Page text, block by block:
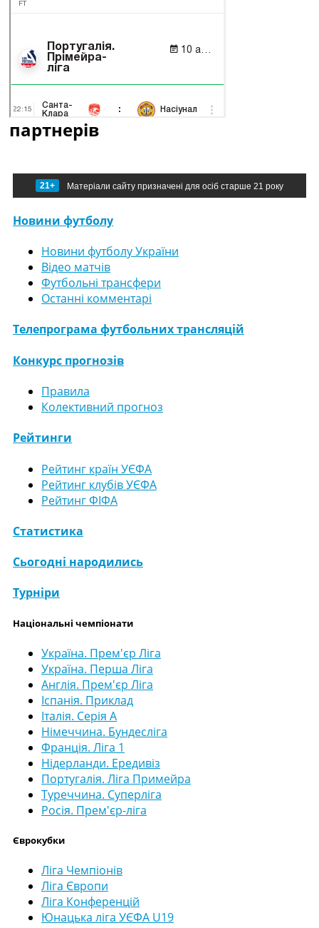
партнерів
21+ Матеріали сайту призначені для осіб старше 21 року
Новини футболу
Новини футболу України
Відео матчів
Футбольні трансфери
Останні комментарі
Телепрограма футбольних трансляцій
Конкурс прогнозів
Правила
Колективний прогноз
Рейтинги
Рейтинг країн УЄФА
Рейтинг клубів УЄФА
Рейтинг ФІФА
Статистика
Сьогодні народились
Турніри
Національні чемпіонати
Україна. Прем'єр Ліга
Україна. Перша Ліга
Англія. Прем'єр Ліга
Іспанія. Приклад
Італія. Серія А
Німеччина. Бундесліга
Франція. Ліга 1
Нідерланди. Ередивіз
Португалія. Ліга Примейра
Туреччина. Суперліга
Росія. Прем'єр-ліга
Єврокубки
Ліга Чемпіонів
Ліга Європи
Ліга Конференцій
Юнацька ліга УЄФА U19